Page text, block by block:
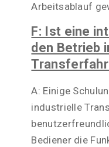
Arbeitsablauf
F: Ist eine
den Betrieb
A: Einige
industrielle
Bediener die